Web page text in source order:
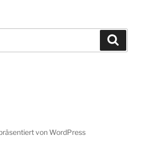
von WordPress